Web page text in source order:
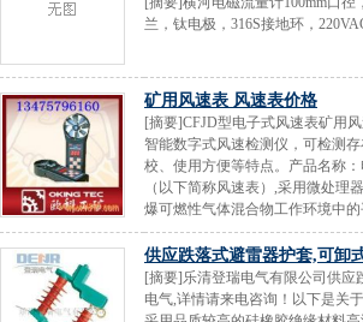
兰，钛电极，316S接地环，
矿用风速表 风速表价格
[摘要]CFJD型电子式风速表矿用
智能数字式风速检测仪，可检测
校、使用方便等特点。产品名称
（以下简称风速表）,采用微处
爆可燃性气体混合物工作环境中
供应跌落式避雷器护套,可卸
[摘要]乐清登瑞电气有限公司供
电气,详情请来电咨询！以下是关